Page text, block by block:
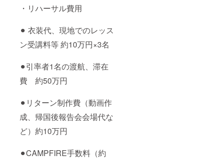
・リハーサル費用
⚫︎ 衣装代、現地でのレッス
ン受講料等 約10万円×3名
⚫︎引率者1名の渡航、滞在
費 約50万円
⚫︎リターン制作費（動画作
成、帰国後報告会会場代な
ど）約10万円
⚫︎CAMPFIRE手数料（約